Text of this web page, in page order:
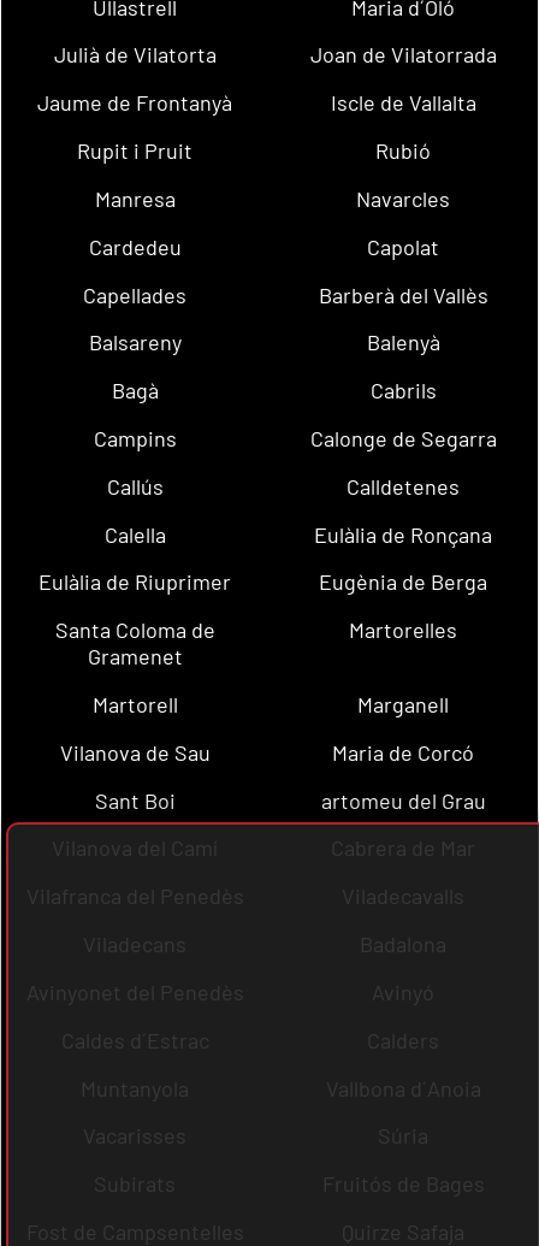
Ullastrell
Maria d´Oló
Julià de Vilatorta
Joan de Vilatorrada
Jaume de Frontanyà
Iscle de Vallalta
Rupit i Pruit
Rubió
Manresa
Navarcles
Cardedeu
Capolat
Capellades
Barberà del Vallès
Balsareny
Balenyà
Bagà
Cabrils
Campins
Calonge de Segarra
Callús
Calldetenes
Calella
Eulàlia de Ronçana
Eulàlia de Riuprimer
Eugènia de Berga
Santa Coloma de
Gramenet
Martorelles
Martorell
Marganell
Vilanova de Sau
Maria de Corcó
Sant Boi
artomeu del Grau
Vilanova del Camí
Cabrera de Mar
Vilafranca del Penedès
Viladecavalls
Viladecans
Badalona
Avinyonet del Penedès
Avinyó
Caldes d´Estrac
Calders
Muntanyola
Vallbona d´Anoia
Vacarisses
Súria
Subirats
Fruitós de Bages
Fost de Campsentelles
Quirze Safaja